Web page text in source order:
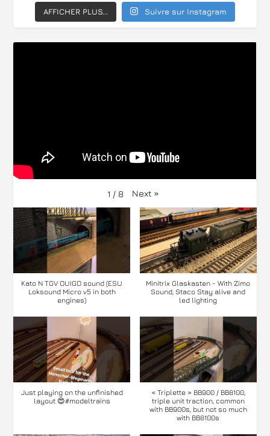
AFFICHER PLUS... Suivre sur Instagram
1 / 8 Next »
Kato N TGV OUIGO sound (ESU
Loksound Micro v5 in both
engines)
Minitrix Glaskasten - With Zimo
Sound, Staco Stay alive and
led lighting
Just playing on the unfinished
layout 😍#modeltrains
« Triplette » BB900 / BB8100,
triple unit traction, common
with BB900s, but not so much
with BB8100s